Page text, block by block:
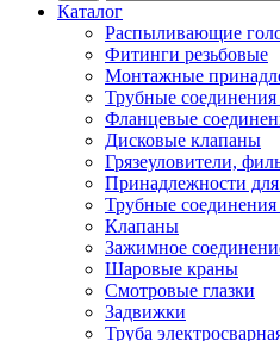
Каталог
Распыливающие
Фитинги резьбовые
Монтажные
Трубные
Фланцевые
Дисковые клапаны
Грязеуловители,
Принадлежности
Трубные соединения
Клапаны
Зажимное
Шаровые краны
Смотровые глазки
Задвижки
Труба